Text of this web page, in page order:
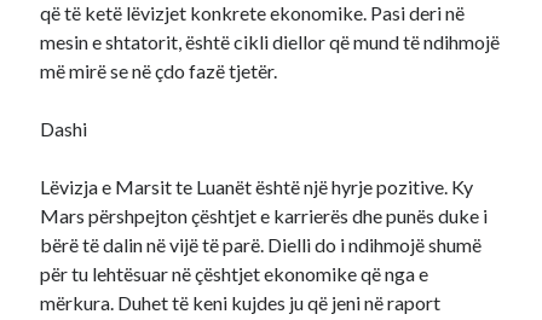
që të ketë lëvizjet konkrete ekonomike. Pasi deri në
mesin e shtatorit, është cikli diellor që mund të ndihmojë
më mirë se në çdo fazë tjetër.
Dashi
Lëvizja e Marsit te Luanët është një hyrje pozitive. Ky
Mars përshpejton çështjet e karrierës dhe punës duke i
bërë të dalin në vijë të parë. Dielli do i ndihmojë shumë
për tu lehtësuar në çështjet ekonomike që nga e
mërkura. Duhet të keni kujdes ju që jeni në raport